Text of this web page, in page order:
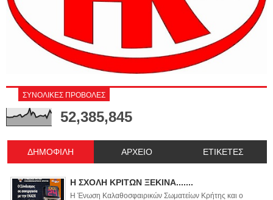
ΣΥΝΟΛΙΚΕΣ ΠΡΟΒΟΛΕΣ
52,385,845
ΔΗΜΟΦΙΛΗ ΑΡΧΕΙΟ ΕΤΙΚΕΤΕΣ
Η ΣΧΟΛΗ ΚΡΙΤΩΝ ΞΕΚΙΝΑ.......
Η Ένωση Καλαθοσφαιρικών Σωματείων Κρήτης και ο